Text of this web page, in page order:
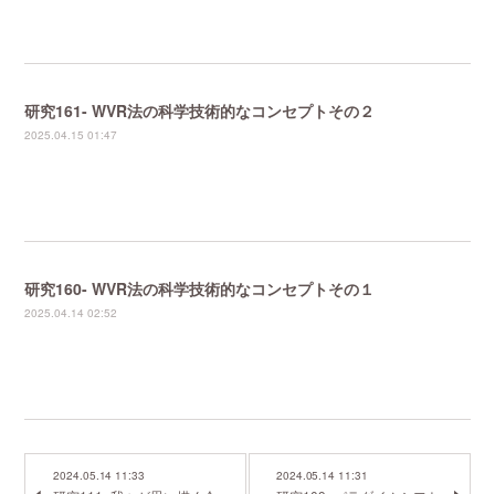
研究161- WVR法の科学技術的なコンセプトその２
2025.04.15 01:47
研究160- WVR法の科学技術的なコンセプトその１
2025.04.14 02:52
2024.05.14 11:33 2024.05.14 11:31